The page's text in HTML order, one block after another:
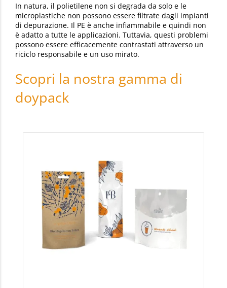
In natura, il polietilene non si degrada da solo e le
microplastiche non possono essere filtrate dagli impianti
di depurazione. Il PE è anche infiammabile e quindi non
è adatto a tutte le applicazioni. Tuttavia, questi problemi
possono essere efficacemente contrastati attraverso un
riciclo responsabile e un uso mirato.
Scopri la nostra gamma di
doypack